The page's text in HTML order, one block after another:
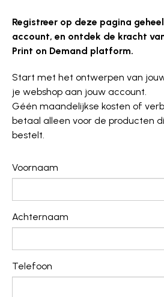
Registreer op deze pagina
account, en ontdek de kracht
Print on Demand platform.
Start met het ontwerpen van
je webshop aan jouw account.
Géén maandelijkse kosten of
betaal alleen voor de producten
bestelt.
Voornaam
Achternaam
Telefoon